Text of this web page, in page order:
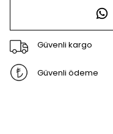
Güvenli kargo
Güvenli ödeme